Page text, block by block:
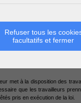
Refuser tous les
facultatifs et fermer
pendant plus de six
moins un quart d'heure, au
10 octobre 2012 fixant les
établis dans un ou
qui sont occupés dans le
en prévention-
met à la disposition des
que les travailleurs
pris en exécution de la loi.